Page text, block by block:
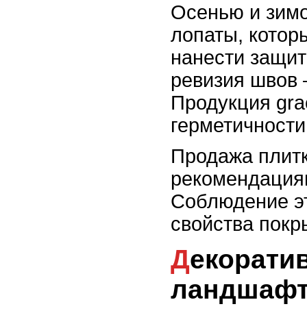
Осенью и
лопаты,
нанести
ревизия швов
Продукция
Продажа
Соблюдение
свойства
Декоративные решения: сочетание плитки с мебелью и